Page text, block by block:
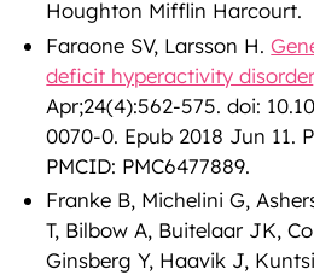
Houghton Mifflin Harcourt.
Faraone SV, Larsson H.
deficit hyperactivity disorder
Apr;24(4):562-575. doi:
0070-0. Epub 2018 Jun 11.
PMCID: PMC6477889.
Franke B, Michelini G,
T, Bilbow A, Buitelaar JK,
Ginsberg Y, Haavik J,